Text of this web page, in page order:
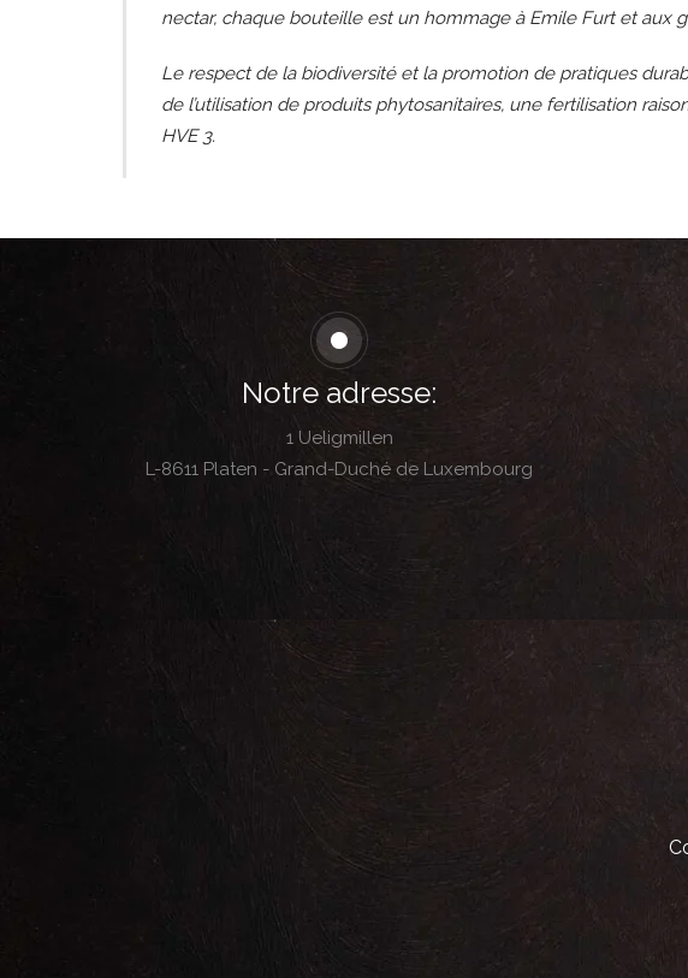
nectar, chaque bouteille est un hommage à Emile Furt et aux
Le respect de la biodiversité et la promotion de pratiques
de l’utilisation de produits phytosanitaires, une fertilisation
HVE 3.
Notre adresse:
1 Ueligmillen
L-8611 Platen - Grand-Duché de Luxembourg